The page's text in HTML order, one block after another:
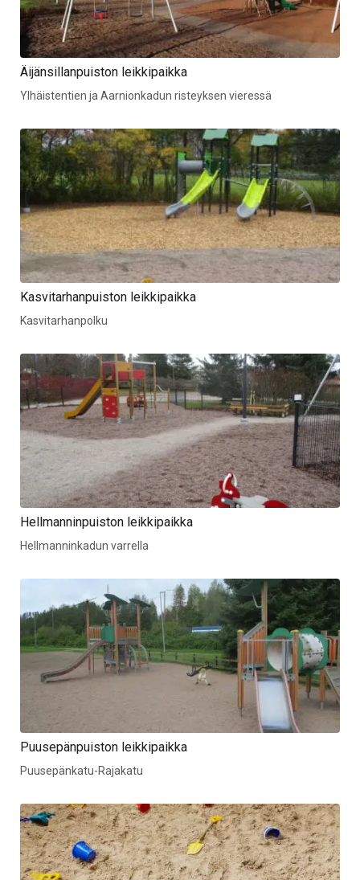
Äijänsillanpuiston leikkipaikka
Ylhäistentien ja Aarnionkadun risteyksen vieressä
Kasvitarhanpuiston leikkipaikka
Kasvitarhanpolku
Hellmanninpuiston leikkipaikka
Hellmanninkadun varrella
Puusepänpuiston leikkipaikka
Puusepänkatu-Rajakatu